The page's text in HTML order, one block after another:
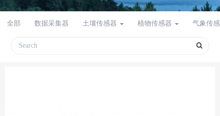
全部 数据采集器 土壤传感器 植物传感器 气象传